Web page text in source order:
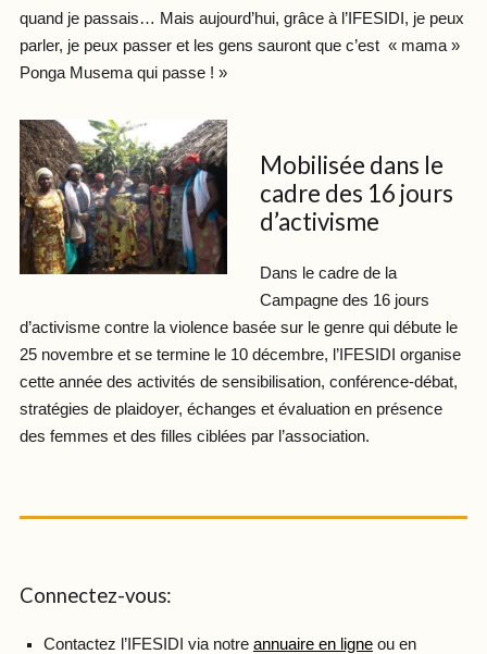
quand je passais… Mais aujourd’hui, grâce à l’IFESIDI, je peux
parler, je peux passer et les gens sauront que c’est « mama »
Ponga Musema qui passe ! »
Mobilisée dans le
cadre des 16 jours
d’activisme
Dans le cadre de la
Campagne des 16 jours
d’activisme contre la violence basée sur le genre qui débute le
25 novembre et se termine le 10 décembre, l’IFESIDI organise
cette année des activités de sensibilisation, conférence-débat,
stratégies de plaidoyer, échanges et évaluation en présence
des femmes et des filles ciblées par l’association.
Connectez-vous:
Contactez l’IFESIDI via notre annuaire en ligneou en